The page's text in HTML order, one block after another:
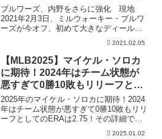
ブルワーズ、内野をさらに強化 現地
2021年2月3日、ミルウォーキー・ブルワ
ーズが今オフ、初めて大きなディールを
2021.02.05
【MLB2025】マイケル・ソロカ
に期待！2024年はチーム状態が
悪すぎて0勝10敗もリリーフとし
てのERAは2.75
2025年のマイケル・ソロカに期待！2024
年はチーム状態が悪すぎて0勝10敗もリリ
ーフとしてのERAは2.75！その詳細で
2025.01.02